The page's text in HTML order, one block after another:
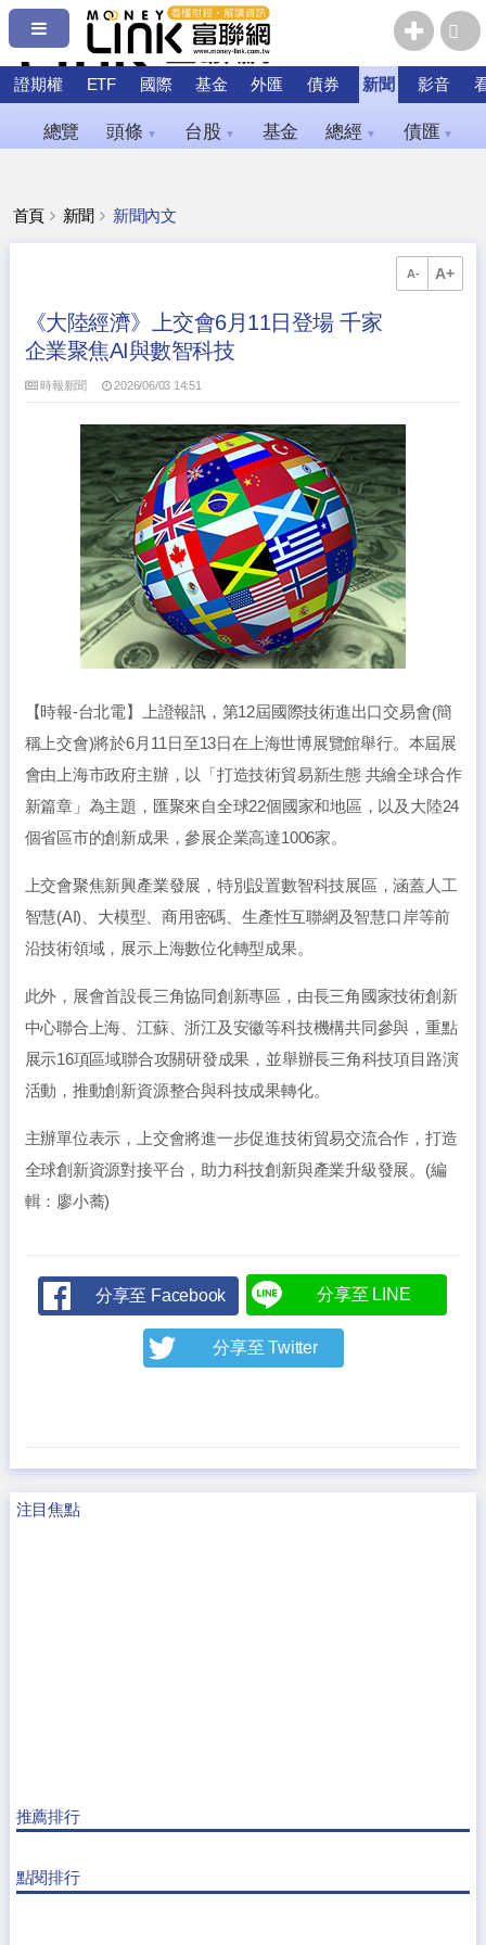
證期權 ETF 國際 基金 外匯 債券 新聞 影音
總覽 頭條 ▼ 台股 ▼ 基金 總經 ▼ 債匯 ▼
首頁 新聞 新聞內文
A- A+
《大陸經濟》上交會6月11日登場 千家
企業聚焦AI與數智科技
時報新聞 2026/06/03 14:51
【時報-台北電】上證報訊，第12屆國際技術進出口交易會(簡
稱上交會)將於6月11日至13日在上海世博展覽館舉行。本屆展
會由上海市政府主辦，以「打造技術貿易新生態 共繪全球合作
新篇章」為主題，匯聚來自全球22個國家和地區，以及大陸24
個省區市的創新成果，參展企業高達1006家。
上交會聚焦新興產業發展，特別設置數智科技展區，涵蓋人工
智慧(AI)、大模型、商用密碼、生產性互聯網及智慧口岸等前
沿技術領域，展示上海數位化轉型成果。
此外，展會首設長三角協同創新專區，由長三角國家技術創新
中心聯合上海、江蘇、浙江及安徽等科技機構共同參與，重點
展示16項區域聯合攻關研發成果，並舉辦長三角科技項目路演
活動，推動創新資源整合與科技成果轉化。
主辦單位表示，上交會將進一步促進技術貿易交流合作，打造
全球創新資源對接平台，助力科技創新與產業升級發展。(編
輯：廖小蕎)
分享至 Facebook 分享至 LINE
分享至 Twitter
注目焦點
推薦排行
點閱排行